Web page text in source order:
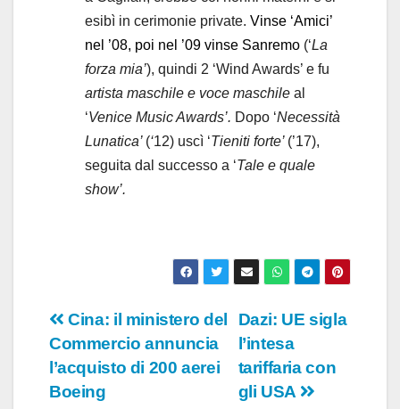
esibì in cerimonie private. Vinse ‘Amici’
nel ’08, poi nel ’09 vinse Sanremo (‘La
forza mia’), quindi 2 ‘Wind Awards’ e fu
artista maschile e voce maschile al
‘Venice Music Awards’. Dopo ‘Necessità
Lunatica’ (‘12) uscì ‘Tieniti forte’ (’17),
seguita dal successo a ‘Tale e quale
show’.
Navigazione
articoli
Dazi: UE sigla
l’intesa
tariffaria con
gli USA
Cina: il ministero del
Commercio annuncia
l’acquisto di 200 aerei
Boeing